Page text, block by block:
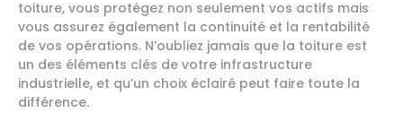
toiture, vous protégez non seulement vos actifs mais
vous assurez également la continuité et la rentabilité
de vos opérations. N’oubliez jamais que la toiture est
un des éléments clés de votre infrastructure
industrielle, et qu’un choix éclairé peut faire toute la
différence.